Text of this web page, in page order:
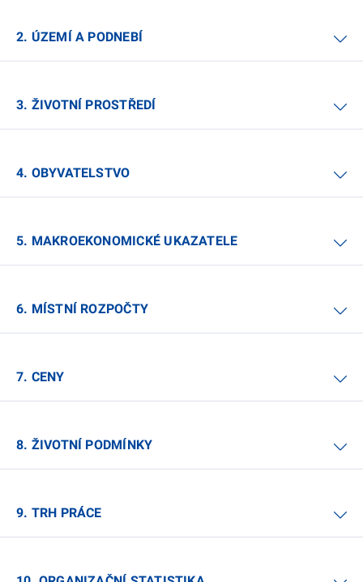
2. ÚZEMÍ A PODNEBÍ
3. ŽIVOTNÍ PROSTŘEDÍ
4. OBYVATELSTVO
5. MAKROEKONOMICKÉ UKAZATELE
6. MÍSTNÍ ROZPOČTY
7. CENY
8. ŽIVOTNÍ PODMÍNKY
9. TRH PRÁCE